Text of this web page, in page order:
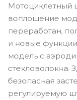
Мотоциклетный
воплощение
переработан,
и новые
модель с
стекловолокна.
безопасная
регулируемую